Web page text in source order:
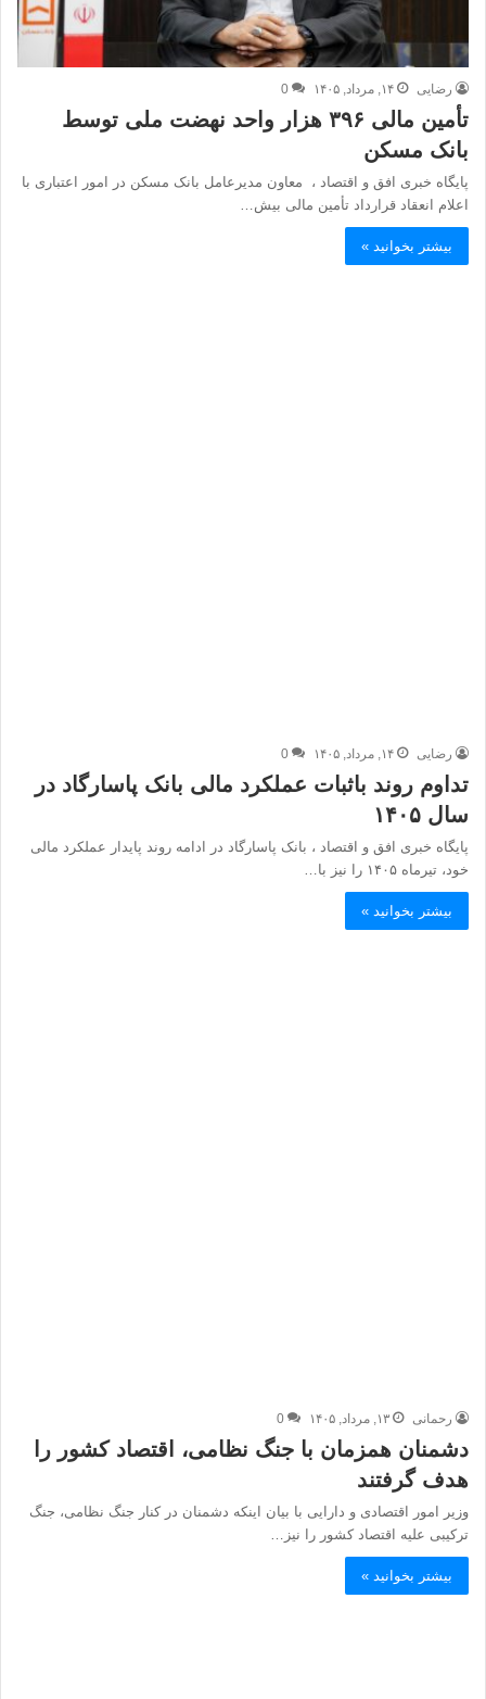
رضایی ۱۴, مرداد, ۱۴۰۵ 0
تأمین مالی ۳۹۶ هزار واحد نهضت ملی توسط
بانک مسکن
پایگاه خبری افق و اقتصاد ، معاون مدیرعامل بانک مسکن در امور اعتباری با
اعلام انعقاد قرارداد تأمین مالی بیش…
بیشتر بخوانید »
رضایی ۱۴, مرداد, ۱۴۰۵ 0
تداوم روند باثبات عملکرد مالی بانک پاسارگاد در
سال ۱۴۰۵
پایگاه خبری افق و اقتصاد ، بانک پاسارگاد در ادامه روند پایدار عملکرد مالی
خود، تیرماه ۱۴۰۵ را نیز با…
بیشتر بخوانید »
رحمانی ۱۳, مرداد, ۱۴۰۵ 0
دشمنان همزمان با جنگ نظامی، اقتصاد کشور را
هدف گرفتند
وزیر امور اقتصادی و دارایی با بیان اینکه دشمنان در کنار جنگ نظامی، جنگ
ترکیبی علیه اقتصاد کشور را نیز…
بیشتر بخوانید »